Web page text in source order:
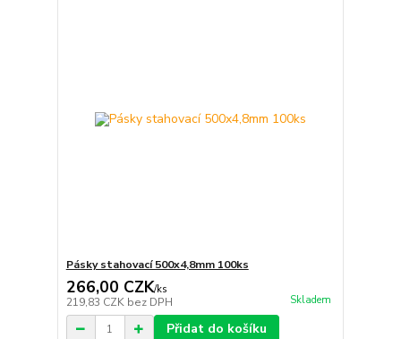
Pásky stahovací 500x4,8mm 100ks
266,00 CZK/ks
219,83 CZK bez DPH Skladem
Přidat do košíku